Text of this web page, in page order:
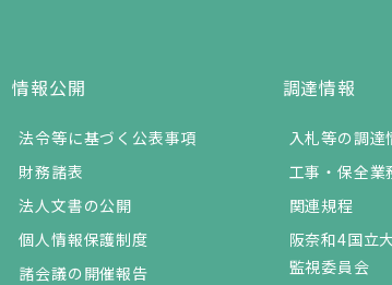
情報公開
法令等に基づく公表事項
財務諸表
法人文書の公開
個人情報保護制度
諸会議の開催報告
調達情報
入札等の調達
工事・保全業
関連規程
阪奈和4国立
監視委員会